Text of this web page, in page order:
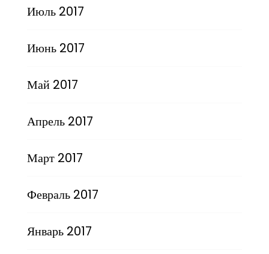
Июль 2017
Июнь 2017
Май 2017
Апрель 2017
Март 2017
Февраль 2017
Январь 2017